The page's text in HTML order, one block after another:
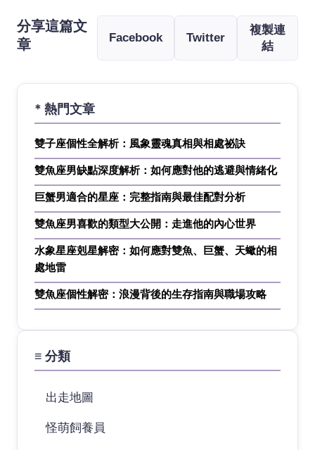
分享這篇文
章
Facebook Twitter
複製連
結
* 熱門文章
雙子座個性全解析：風象靈魂真相與相處祕訣
雙魚座男缺點深度解析：如何應對他的逃避與情緒化
巨蟹男適合的星座：完整指南與最佳配對分析
雙魚座男喜歡的類型大公開：走進他的內心世界
水象星座剋星解密：如何應對雙魚、巨蟹、天蠍的相
處地雷
雙魚座個性解密：浪漫背後的生存指南與職場攻略
≡ 分類
出走地圖
怪萌飼養員